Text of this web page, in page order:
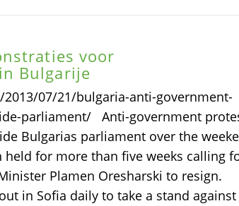
voor
Bulgarije
07/21/bulgaria-anti-government-
parliament/ Anti-government
Bulgarias parliament over the
held for more than five weeks calling
Plamen Oresharski to resign.
in Sofia daily to take a stand